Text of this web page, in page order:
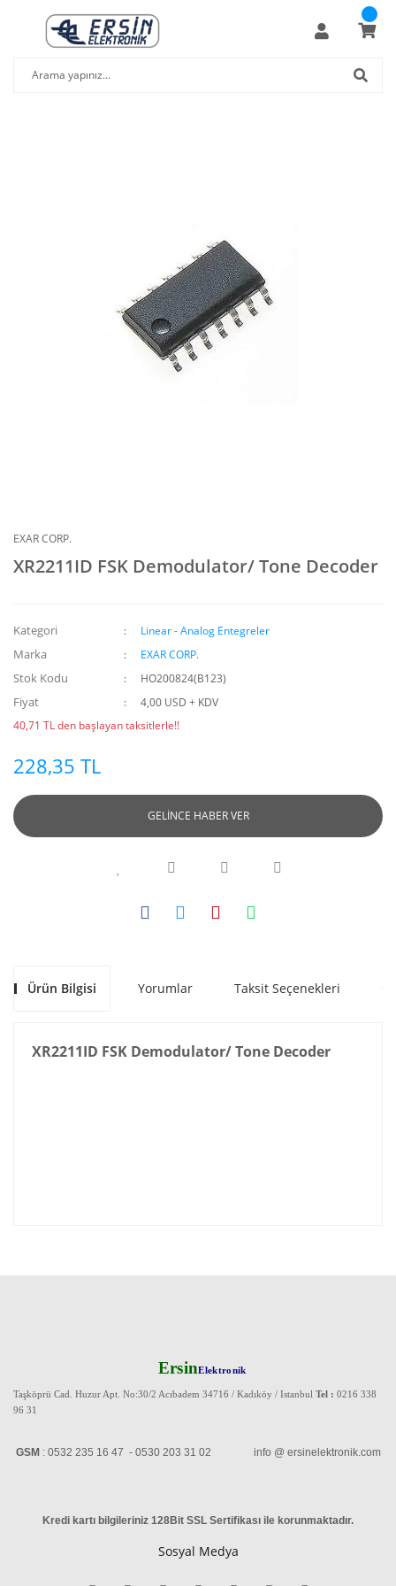
EXAR CORP.
XR2211ID FSK Demodulator/ Tone Decoder
Kategori Linear - Analog Entegreler
Marka EXAR CORP.
Stok Kodu HO200824(B123)
Fiyat
4,00 USD + KDV
40,71 TL den başlayan taksitlerle!!
228,35 TL
GELİNCE HABER VER
Ürün Bilgisi Yorumlar Taksit Seçenekleri
XR2211ID FSK Demodulator/ Tone Decoder
ErsinElektronik
Taşköprü Cad. Huzur Apt. No:30/2 Acıbadem 34716 / Kadıköy / Istanbul Tel : 0216 338
96 31
GSM : 0532 235 16 47 - 0530 203 31 02 info @ ersinelektronik.com
Kredi kartı bilgileriniz 128Bit SSL Sertifikası ile korunmaktadır.
Sosyal Medya